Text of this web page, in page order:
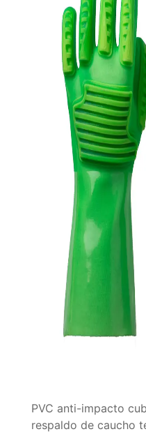
PVC anti-impacto
respaldo de caucho